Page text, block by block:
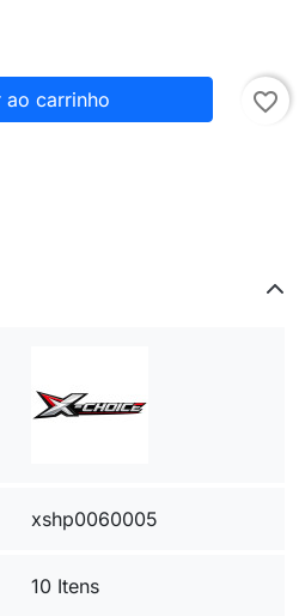
ao carrinho favorite_border
xshp0060005
10 Itens